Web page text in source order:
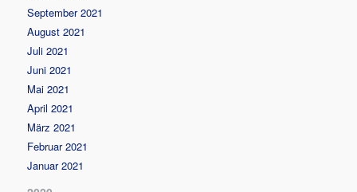
September 2021
August 2021
Juli 2021
Juni 2021
Mai 2021
April 2021
März 2021
Februar 2021
Januar 2021